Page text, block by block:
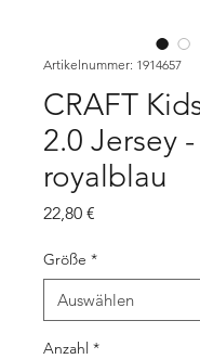
Artikelnummer: 1914657
CRAFT
2.0 Jersey -
royalblau
22,80 €
Größe *
Anzahl *